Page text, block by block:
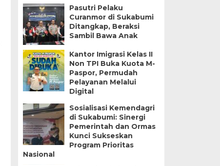
Pasutri Pelaku
Curanmor di Sukabumi
Ditangkap, Beraksi
Sambil Bawa Anak
Kantor Imigrasi Kelas II
Non TPI Buka Kuota M-
Paspor, Permudah
Pelayanan Melalui
Digital
Sosialisasi Kemendagri
di Sukabumi: Sinergi
Pemerintah dan Ormas
Kunci Sukseskan
Program Prioritas
Nasional